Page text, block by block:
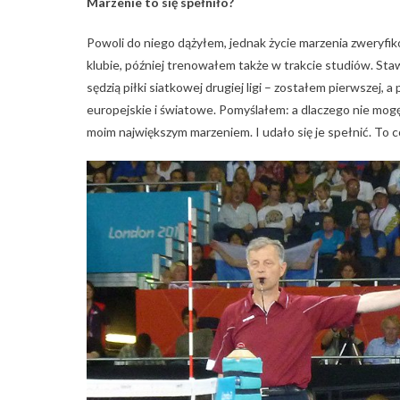
Powoli do niego dążyłem, jednak życie marzenia
klubie, później trenowałem także w trakcie studiów.
sędzią piłki siatkowej drugiej ligi – zostałem pierwszej,
europejskie i światowe. Pomyślałem: a dlaczego nie
moim największym marzeniem. I udało się je spełnić. To